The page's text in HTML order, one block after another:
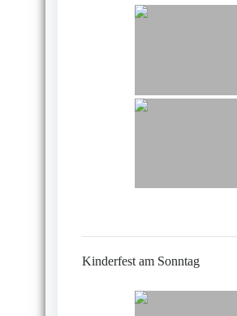
Kinderfest am Sonntag